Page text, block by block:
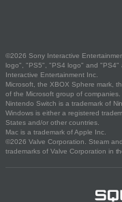
©2026 Sony Interactive
logo", "PS5", "PS4 logo" and "PS4"
Interactive Entertainment Inc.
Microsoft, the XBOX Sphere mark,
of the Microsoft group of companies.
Nintendo Switch is a trademark of
Windows is either a registered
States and/or other countries.
Mac is a trademark of Apple Inc.
©2026 Valve Corporation. Steam
trademarks of Valve Corporation in